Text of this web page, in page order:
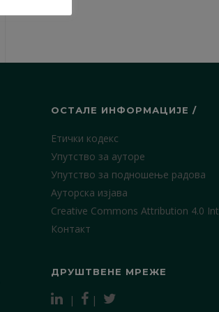
ОСТАЛЕ ИНФОРМАЦИЈЕ /
Етички кодекс
Упутство за ауторе
Упутство за подношење радова
Ауторска изјава
Creative Commons Attribution 4.0
Контакт
ДРУШТВЕНЕ МРЕЖЕ
| |